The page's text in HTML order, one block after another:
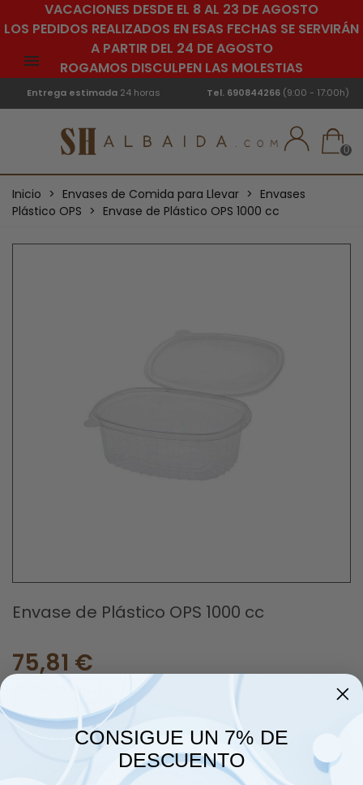
VACACIONES DESDE EL 8 AL 23 DE AGOSTO
LOS PEDIDOS REALIZADOS EN ESAS FECHAS SE SERVIRÁN
A PARTIR DEL 24 DE AGOSTO
ROGAMOS DISCULPEN LAS MOLESTIAS
Entrega estimada 24 horas Tel. 690844266 (9:00 - 17:00h)
0
Inicio > Envases de Comida para Llevar > Envases
Plástico OPS > Envase de Plástico OPS 1000 cc
Envase de Plástico OPS 1000 cc
75,81 €
¿Cuánto quieres comprar?
Caja Completa
CONSIGUE UN 7% DE
DESCUENTO